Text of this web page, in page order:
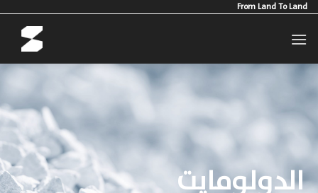
Skip
content
From Land To Land
الدولومايت